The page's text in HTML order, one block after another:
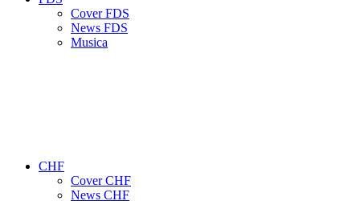
Cover FDS
News FDS
Musica
CHF
Cover CHF
News CHF